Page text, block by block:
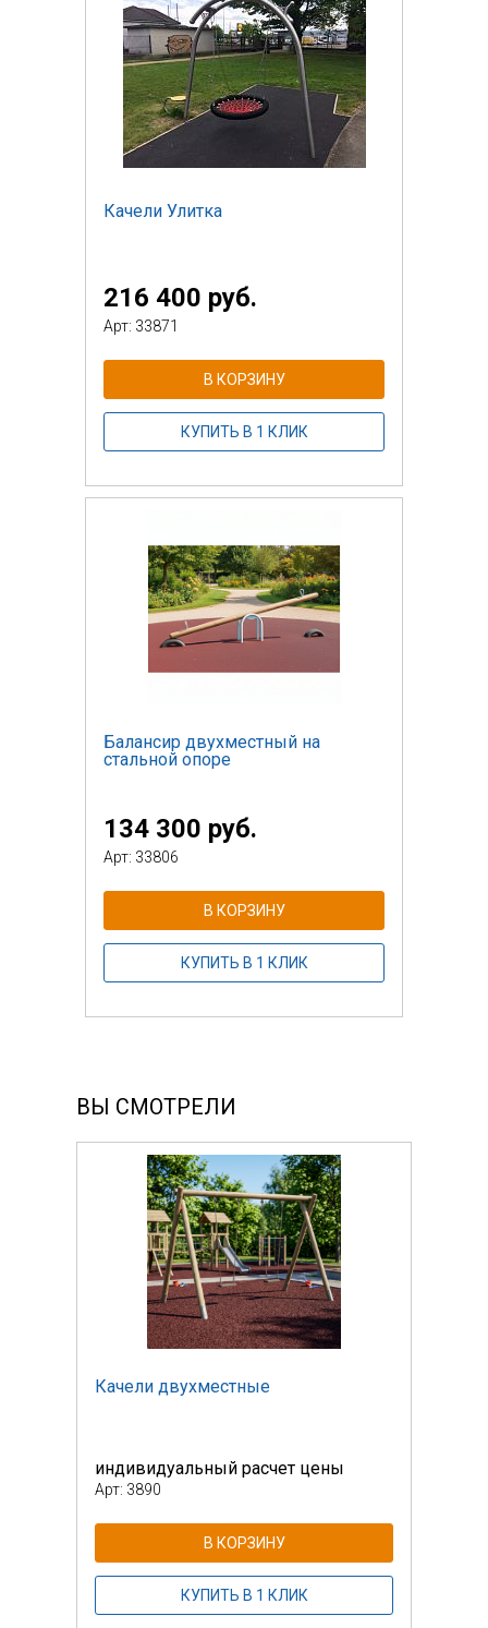
Качели Улитка
216 400 руб.
Арт: 33871
В КОРЗИНУ
КУПИТЬ В 1 КЛИК
Балансир двухместный на
стальной опоре
134 300 руб.
Арт: 33806
В КОРЗИНУ
КУПИТЬ В 1 КЛИК
ВЫ СМОТРЕЛИ
Качели двухместные
индивидуальный расчет цены
Арт: 3890
В КОРЗИНУ
КУПИТЬ В 1 КЛИК